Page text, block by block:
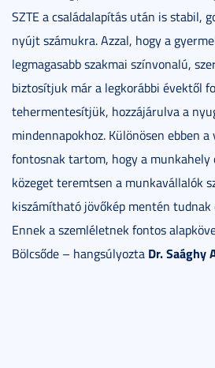
SZTE a családalapítás után is stabil,
nyújt számukra. Azzal, hogy a
legmagasabb szakmai színvonalú,
biztosítjuk már a legkorábbi évektől
tehermentesítjük, hozzájárulva a
mindennapokhoz. Különösen ebben
fontosnak tartom, hogy a munkahely
közeget teremtsen a munkavállalók
kiszámítható jövőkép mentén tudnak
Ennek a szemléletnek fontos
Bölcsőde – hangsúlyozta Dr. Saághy